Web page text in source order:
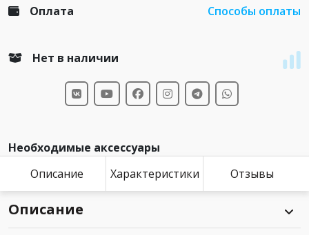
Оплата Способы оплаты
Нет в наличии
Необходимые аксессуары
Описание
Характеристики Отзывы
Описание